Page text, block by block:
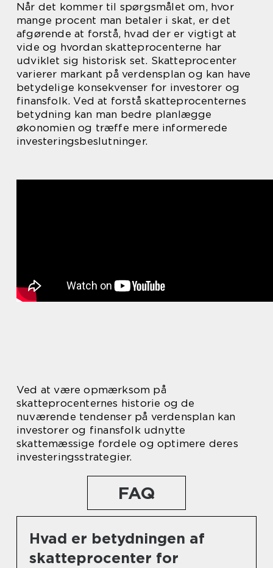
Når det kommer til spørgsmålet om, hvor
mange procent man betaler i skat, er det
afgørende at forstå, hvad der er vigtigt at
vide og hvordan skatteprocenterne har
udviklet sig historisk set. Skatteprocenter
varierer markant på verdensplan og kan have
betydelige konsekvenser for investorer og
finansfolk. Ved at forstå skatteprocenternes
betydning kan man bedre planlægge
økonomien og træffe mere informerede
investeringsbeslutninger.
Ved at være opmærksom på
skatteprocenternes historie og de
nuværende tendenser på verdensplan kan
investorer og finansfolk udnytte
skattemæssige fordele og optimere deres
investeringsstrategier.
FAQ
Hvad er betydningen af
skatteprocenter for